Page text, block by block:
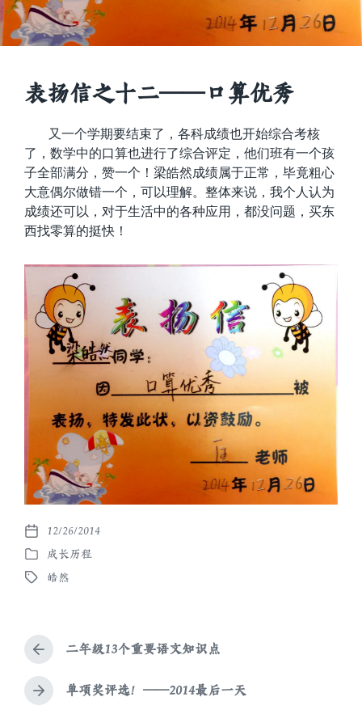
表扬信之十二——口算优秀
又一个学期要结束了，各科成绩也开始综合考核
了，数学中的口算也进行了综合评定，他们班有一个孩
子全部满分，赞一个！梁皓然成绩属于正常，毕竟粗心
大意偶尔做错一个，可以理解。整体来说，我个人认为
成绩还可以，对于生活中的各种应用，都没问题，买东
西找零算的挺快！
发
布
日
12/26/2014
发
布
成长历程
标
皓然
上
文
章
二年级13个重要语文知识点
下
单项奖评选！——2014最后一天